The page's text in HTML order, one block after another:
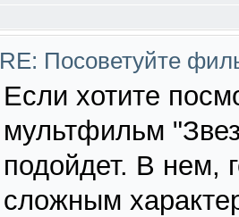
RE: Посоветуйте
Если хотите
мультфильм
подойдет. В нем,
сложным